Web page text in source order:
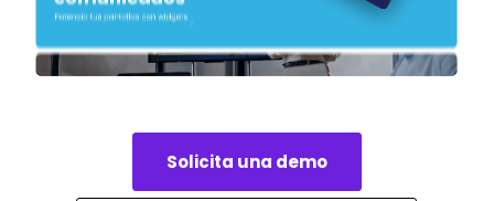
Solicita una demo